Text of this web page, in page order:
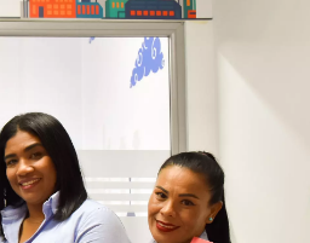
& CONSULTING
EUROPE
GLOBALES